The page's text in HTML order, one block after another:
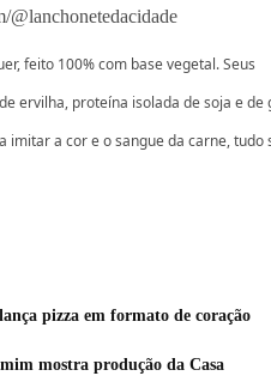
feito 100% com base vegetal. Seus
ervilha, proteína isolada de soja e de
imitar a cor e o sangue da carne, tudo
pizza em formato de coração
mostra produção da Casa